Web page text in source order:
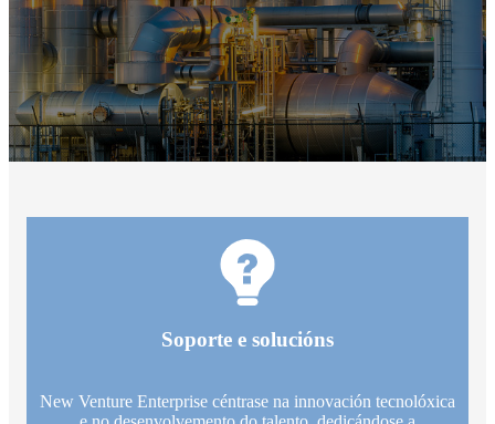
Soporte e solucións
New Venture Enterprise céntrase na innovación tecnolóxica